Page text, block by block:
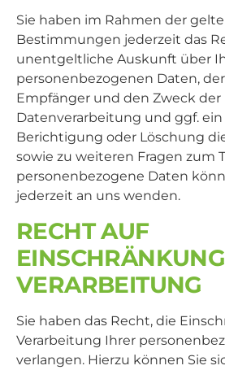
Sie haben im Rahmen der
Bestimmungen jederzeit das
unentgeltliche Auskunft über
personenbezogenen Daten,
Empfänger und den Zweck der
Datenverarbeitung und ggf.
Berichtigung oder Löschung
sowie zu weiteren Fragen zum
personenbezogene Daten
jederzeit an uns wenden.
RECHT AUF
VERARBEITUNG
Sie haben das Recht, die
Verarbeitung Ihrer
verlangen. Hierzu können Sie